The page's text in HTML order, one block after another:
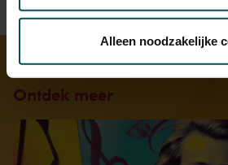
Via decookieverklaringop onze
We werken samen met
Alleen noodzakelijke
Ontdek meer